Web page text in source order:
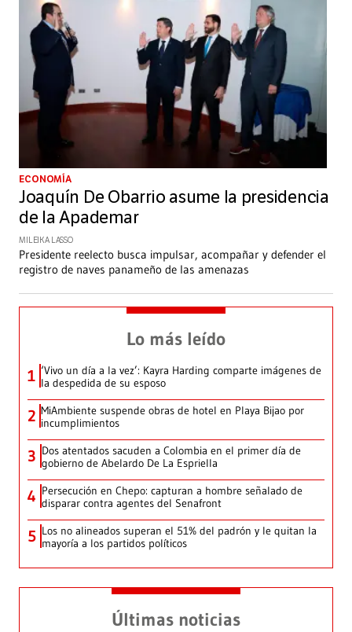
ECONOMÍA
Joaquín De Obarrio asume la presidencia
de la Apademar
MILEIKA LASSO
Presidente reelecto busca impulsar, acompañar y defender el
registro de naves panameño de las amenazas
Lo más leído
1 ‘Vivo un día a la vez’: Kayra Harding comparte imágenes de
la despedida de su esposo
2 MiAmbiente suspende obras de hotel en Playa Bijao por
incumplimientos
3 Dos atentados sacuden a Colombia en el primer día de
gobierno de Abelardo De La Espriella
4 Persecución en Chepo: capturan a hombre señalado de
disparar contra agentes del Senafront
5 Los no alineados superan el 51% del padrón y le quitan la
mayoría a los partidos políticos
Últimas noticias